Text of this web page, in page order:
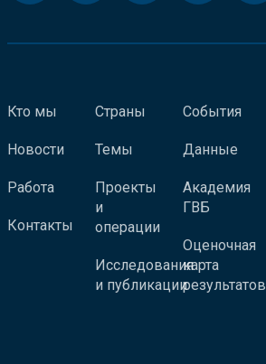
Кто мы
Новости
Работа
Контакты
Страны
Темы
Проекты
и
операции
Исследования
и публикации
События
Данные
Академия
ГВБ
Оценочная
карта
результатов